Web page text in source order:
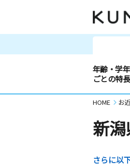
年齢・学年
ごとの特長
HOME お
新
さらに以